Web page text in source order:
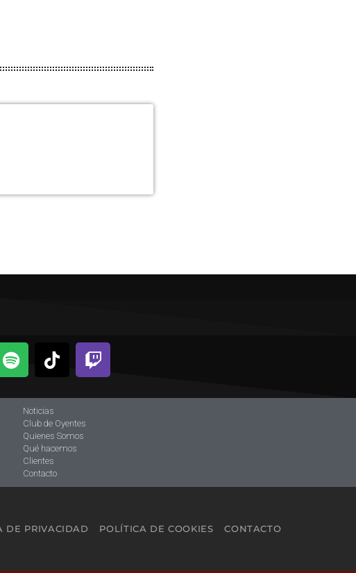
Noticias
Club de Oyentes
Quienes Somos
Qué hacemos
Clientes
Contacto
DE PRIVACIDAD POLÍTICA DE COOKIES CONTACTO